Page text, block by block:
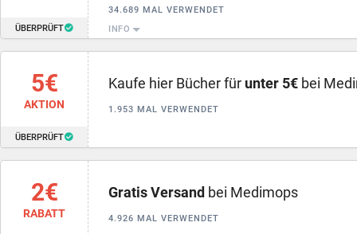
ÜBERPRÜFT
34.689 MAL VERWENDET
INFO
5€
AKTION
ÜBERPRÜFT
Kaufe hier Bücher für unter 5€ bei
1.953 MAL VERWENDET
2€
RABATT
Gratis Versand bei Medimops
4.926 MAL VERWENDET